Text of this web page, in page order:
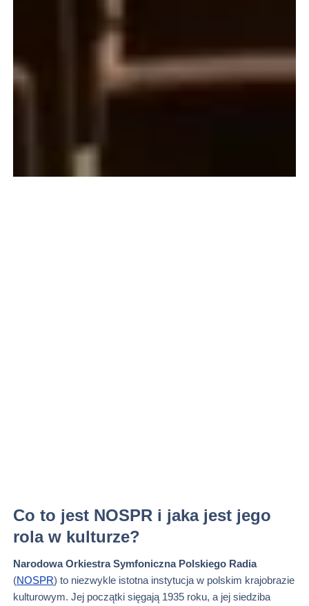
Co to jest NOSPR i jaka jest jego
rola w kulturze?
Narodowa Orkiestra Symfoniczna Polskiego Radia
(NOSPR) to niezwykle istotna instytucja w polskim krajobrazie
kulturowym. Jej początki sięgają 1935 roku, a jej siedziba